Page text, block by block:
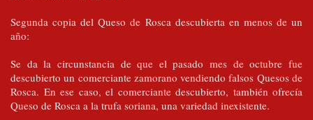
Segunda copia del Queso de Rosca descubierta en menos de un
año:
Se da la circunstancia de que el pasado mes de octubre fue
descubierto un comerciante zamorano vendiendo falsos Quesos de
Rosca. En ese caso, el comerciante descubierto, también ofrecía
Queso de Rosca a la trufa soriana, una variedad inexistente.